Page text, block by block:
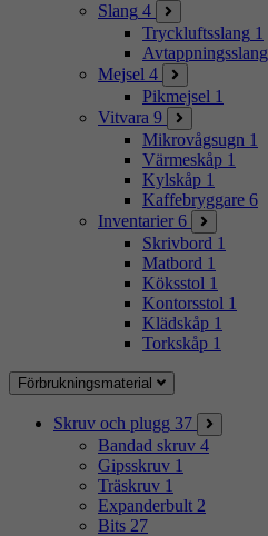
Slang 4
Tryckluftsslang 1
Avtappningsslang
Mejsel 4
Pikmejsel 1
Vitvara 9
Mikrovågsugn 1
Värmeskåp 1
Kylskåp 1
Kaffebryggare 6
Inventarier 6
Skrivbord 1
Matbord 1
Köksstol 1
Kontorsstol 1
Klädskåp 1
Torkskåp 1
Förbrukningsmaterial
Skruv och plugg 37
Bandad skruv 4
Gipsskruv 1
Träskruv 1
Expanderbult 2
Bits 27